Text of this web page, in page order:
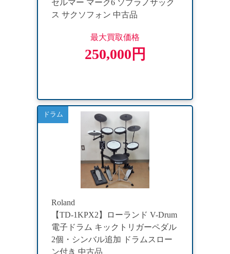
セルマー マーク6 ソプラノサック
ス サクソフォン 中古品
最大買取価格
250,000円
ドラム
Roland
【TD-1KPX2】ローランド V-Drum
電子ドラム キックトリガーペダル
2個・シンバル追加 ドラムスロー
ン付き 中古品